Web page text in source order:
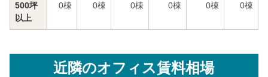
500坪
以上
0棟 0棟 0棟 0棟 0棟 0棟
近隣のオフィス賃料相場